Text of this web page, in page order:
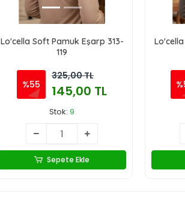
Lo'cella Soft Pamuk Eşarp 313-
119
%55
325,00 TL
145,00 TL
Stok: 9
Sepete Ekle